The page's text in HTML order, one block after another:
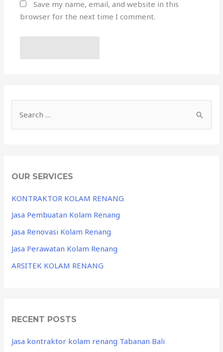
Save my name, email, and website in this
browser for the next time I comment.
OUR SERVICES
KONTRAKTOR KOLAM RENANG
Jasa Pembuatan Kolam Renang
Jasa Renovasi Kolam Renang
Jasa Perawatan Kolam Renang
ARSITEK KOLAM RENANG
RECENT POSTS
Jasa kontraktor kolam renang Tabanan Bali